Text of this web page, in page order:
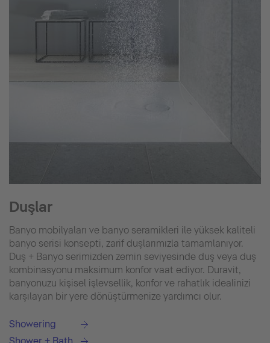
Duşlar
Banyo mobilyaları ve banyo seramikleri ile yüksek kaliteli
banyo serisi konsepti, zarif duşlarımızla tamamlanıyor.
Duş + Banyo serimizden zemin seviyesinde duş veya duş
kombinasyonu maksimum konfor vaat ediyor. Duravit,
banyonuzu kişisel işlevsellik, konfor ve rahatlık idealinizi
karşılayan bir yere dönüştürmenize yardımcı olur.
Showering
Shower + Bath